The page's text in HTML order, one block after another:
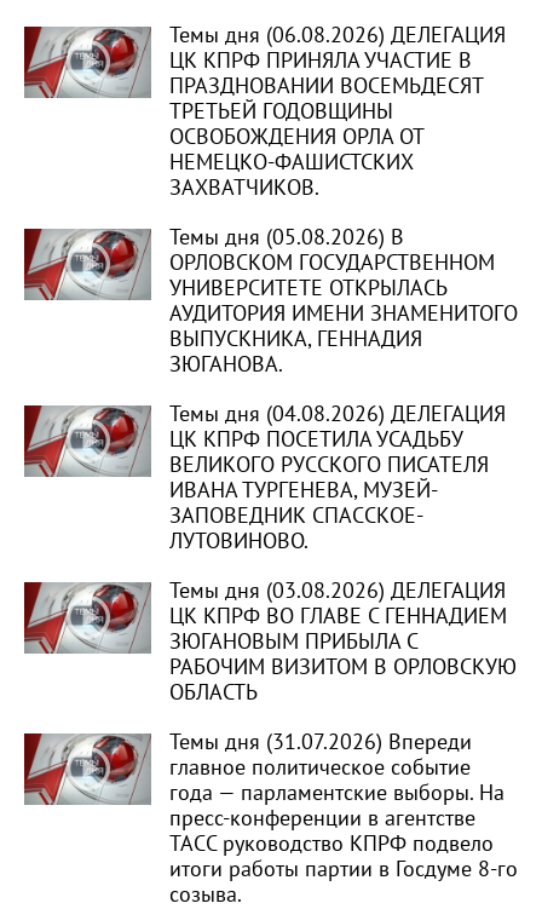
Темы дня (06.08.2026) ДЕЛЕГАЦИЯ
ЦК КПРФ ПРИНЯЛА УЧАСТИЕ В
ПРАЗДНОВАНИИ ВОСЕМЬДЕСЯТ
ТРЕТЬЕЙ ГОДОВЩИНЫ
ОСВОБОЖДЕНИЯ ОРЛА ОТ
НЕМЕЦКО-ФАШИСТСКИХ
ЗАХВАТЧИКОВ.
Темы дня (05.08.2026) В
ОРЛОВСКОМ ГОСУДАРСТВЕННОМ
УНИВЕРСИТЕТЕ ОТКРЫЛАСЬ
АУДИТОРИЯ ИМЕНИ ЗНАМЕНИТОГО
ВЫПУСКНИКА, ГЕННАДИЯ
ЗЮГАНОВА.
Темы дня (04.08.2026) ДЕЛЕГАЦИЯ
ЦК КПРФ ПОСЕТИЛА УСАДЬБУ
ВЕЛИКОГО РУССКОГО ПИСАТЕЛЯ
ИВАНА ТУРГЕНЕВА, МУЗЕЙ-
ЗАПОВЕДНИК СПАССКОЕ-
ЛУТОВИНОВО.
Темы дня (03.08.2026) ДЕЛЕГАЦИЯ
ЦК КПРФ ВО ГЛАВЕ С ГЕННАДИЕМ
ЗЮГАНОВЫМ ПРИБЫЛА С
РАБОЧИМ ВИЗИТОМ В ОРЛОВСКУЮ
ОБЛАСТЬ
Темы дня (31.07.2026) Впереди
главное политическое событие
года — парламентские выборы. На
пресс-конференции в агентстве
ТАСС руководство КПРФ подвело
итоги работы партии в Госдуме 8-го
созыва.